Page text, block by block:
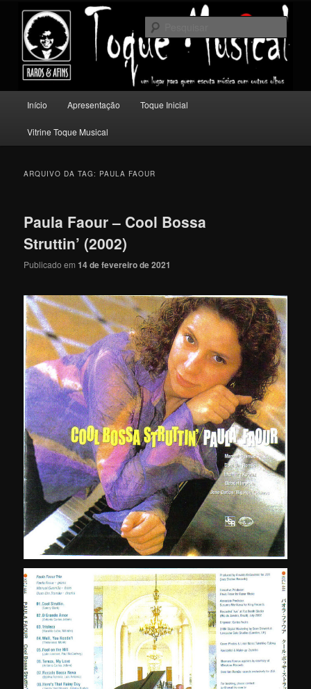
conteúdo
principal
conteúdo
secundário
Toque Musical
Um lugar para quem escuta música com outros olhos.
principal
Início Apresentação Toque Inicial
Vitrine Toque Musical
ARQUIVO DA TAG: PAULA FAOUR
Paula Faour – Cool Bossa
Struttin’ (2002)
Publicado em14 de fevereiro de 2021